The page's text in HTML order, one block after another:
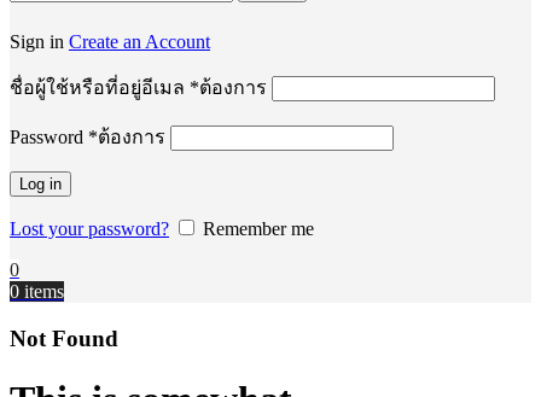
Sign in Create an Account
ชื่อผู้ใช้หรือที่อยู่อีเมล *ต้องการ
Password *ต้องการ
Log in
Lost your password?
Remember me
0
0 items
Not Found